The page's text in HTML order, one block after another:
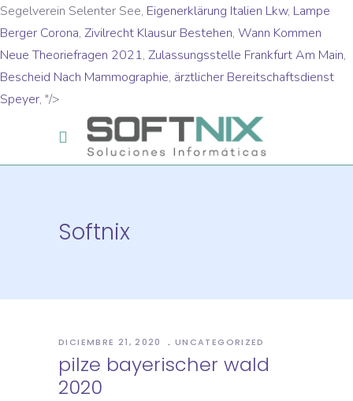
Segelverein Selenter See, Eigenerklärung Italien Lkw, Lampe
Berger Corona, Zivilrecht Klausur Bestehen, Wann Kommen
Neue Theoriefragen 2021, Zulassungsstelle Frankfurt Am Main,
Bescheid Nach Mammographie, ärztlicher Bereitschaftsdienst
Speyer, "/>
Softnix
DICIEMBRE 21, 2020 UNCATEGORIZED
pilze bayerischer wald
2020